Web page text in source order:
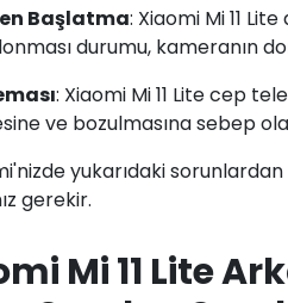
Başlatma: Xiaomi Mi 11
durumu, kameranın
: Xiaomi Mi 11 Lite cep
ve bozulmasına sebep
yukarıdaki sorunlardan
gerekir.
Mi 11 Lite